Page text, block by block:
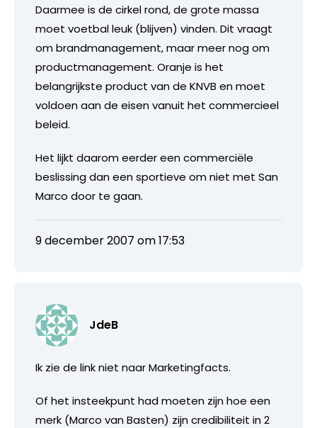
Daarmee is de cirkel rond, de grote massa
moet voetbal leuk (blijven) vinden. Dit vraagt
om brandmanagement, maar meer nog om
productmanagement. Oranje is het
belangrijkste product van de KNVB en moet
voldoen aan de eisen vanuit het commercieel
beleid.
Het lijkt daarom eerder een commerciële
beslissing dan een sportieve om niet met San
Marco door te gaan.
9 december 2007 om 17:53
JdeB
Ik zie de link niet naar Marketingfacts.
Of het insteekpunt had moeten zijn hoe een
merk (Marco van Basten) zijn credibiliteit in 2